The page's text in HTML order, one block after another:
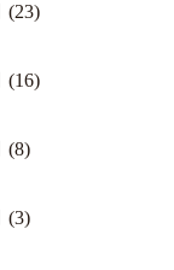
(23)
(16)
(8)
(3)